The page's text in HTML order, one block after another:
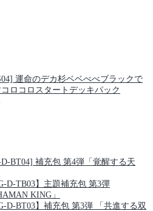
運命のデカ杉ベベべべブラックで
ロコロスタートデッキパック
BT04] 補充包 第4弾「覚醒する天
D-TB03】主題補充包 第3彈
KING」
D-BT03】補充包 第3弾 「共進する双